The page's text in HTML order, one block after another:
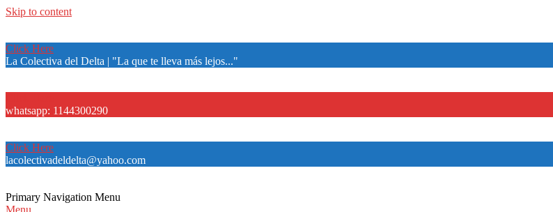
Skip to content
Click Here
La Colectiva del Delta | "La que te lleva más lejos..."
whatsapp: 1144300290
Click Here
lacolectivadeldelta@yahoo.com
Primary Navigation Menu
Menu